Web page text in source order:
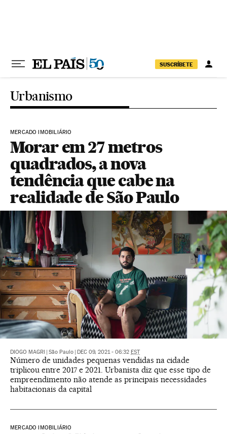
SUSCRÍBETE
Urbanismo
MERCADO IMOBILIÁRIO
Morar em 27 metros
quadrados, a nova
tendência que cabe na
realidade de São Paulo
DIOGO MAGRI São Paulo DEC 09, 2021 - 06:32 EST
Número de unidades pequenas vendidas na cidade
triplicou entre 2017 e 2021. Urbanista diz que esse tipo de
empreendimento não atende as principais necessidades
habitacionais da capital
MERCADO IMOBILIÁRIO